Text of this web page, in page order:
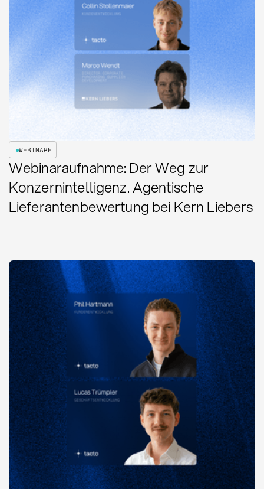
WEBINARE
Webinaraufnahme: Der Weg zur
Konzernintelligenz. Agentische
Lieferantenbewertung bei Kern Liebers